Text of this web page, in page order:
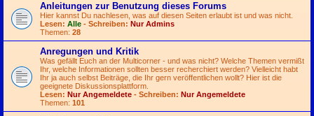
Anleitungen zur Benutzung dieses Forums
Hier kannst Du nachlesen, was auf diesen Seiten erlaubt ist und was nicht.
Lesen: Alle - Schreiben: Nur Admins
Themen: 28
Anregungen und Kritik
Was gefällt Euch an der Multicorner - und was nicht? Welche Themen vermißt
Ihr, welche Informationen sollten besser recherchiert werden? Vielleicht habt
Ihr ja auch selbst Beiträge, die Ihr gern veröffentlichen wollt? Hier ist die
geeignete Diskussionsplattform.
Lesen: Nur Angemeldete - Schreiben: Nur Angemeldete
Themen: 101